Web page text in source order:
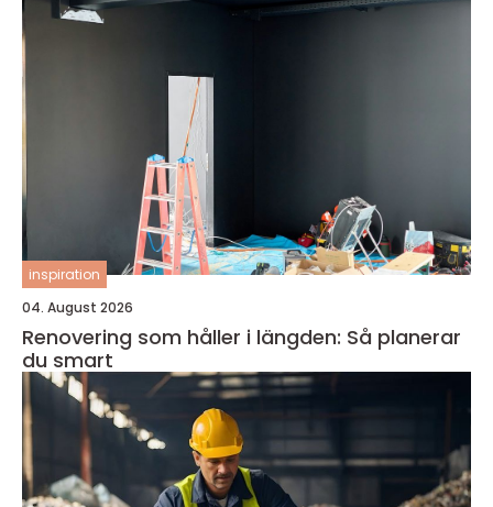
inspiration
04. August 2026
Renovering som håller i längden: Så planerar
du smart